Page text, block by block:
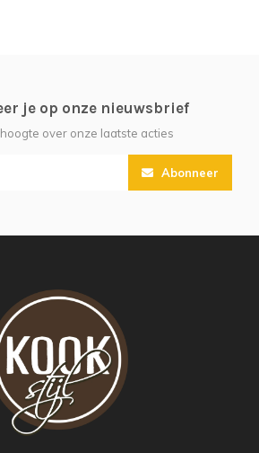
je op onze nieuwsbrief
over onze laatste acties
Abonneer